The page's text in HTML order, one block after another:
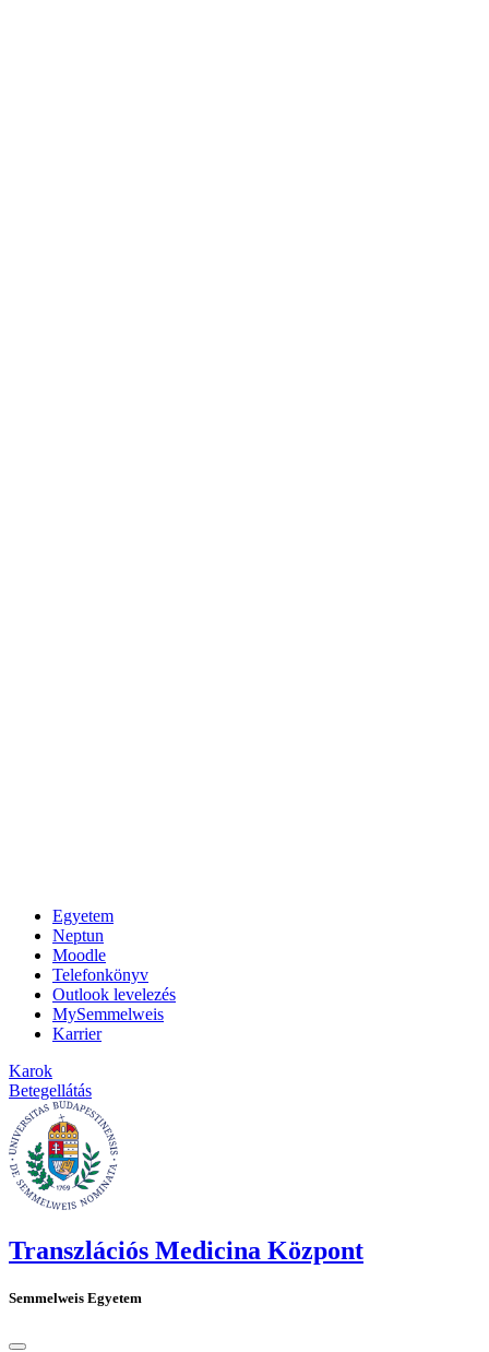
Egyetem
Neptun
Moodle
Telefonkönyv
Outlook levelezés
MySemmelweis
Karrier
Karok
Betegellátás
Transzlációs Medicina Központ
Semmelweis Egyetem